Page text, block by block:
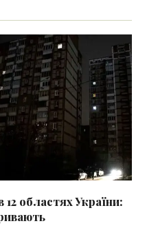
областях України: